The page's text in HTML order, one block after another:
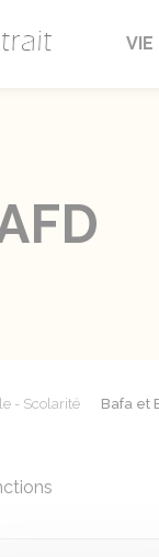
Triac-VIE
- Scolarité Bafa et